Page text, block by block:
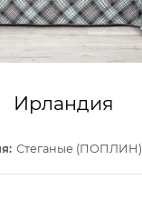
Ирландия
Стеганые (ПОПЛИН)